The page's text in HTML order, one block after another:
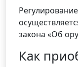
закона «Об
Как